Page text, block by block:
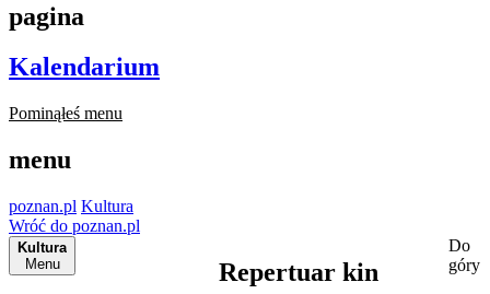
pagina
Kalendarium
Pominąłeś menu
menu
poznan.pl Kultura
Wróć do poznan.pl
Kultura
Menu
Repertuar kin
Do
góry